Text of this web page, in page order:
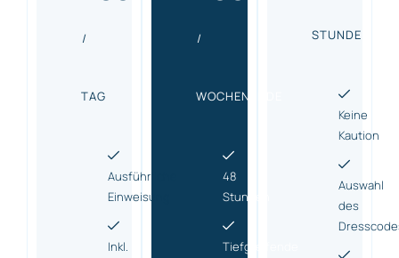
/
TAG
Ausführliche
Einweisung
Inkl.
/
WOCHENENDE
48
Stunden
Tiefgreifende
STUNDE
Keine
Kaution
Auswahl
des